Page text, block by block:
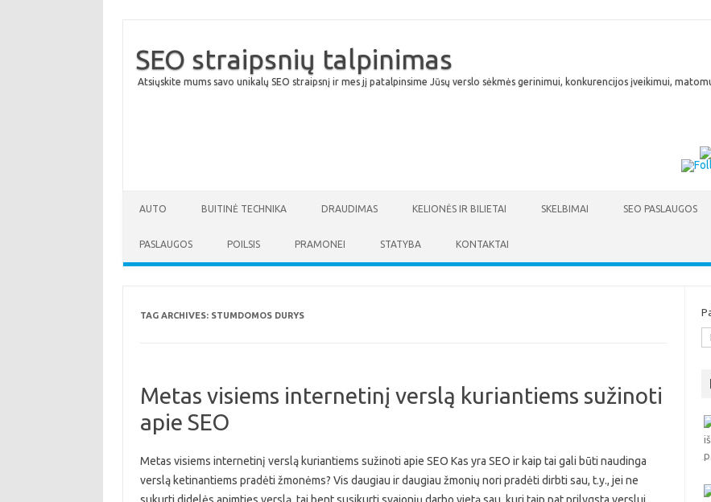
SEO straipsnių talpinimas
Atsiųskite mums savo unikalų SEO straipsnį ir mes jį patalpinsime Jūsų verslo sėkmės gerinimui, konkurencijos įveikimui,
AUTO BUITINĖ TECHNIKA DRAUDIMAS KELIONĖS IR BILIETAI SKELBIMAI SEO PASLAUGOS
PASLAUGOS POILSIS PRAMONEI STATYBA KONTAKTAI
TAG ARCHIVES: STUMDOMOS DURYS
Metas visiems internetinį verslą kuriantiems sužinoti
apie SEO
Metas visiems internetinį verslą kuriantiems sužinoti apie SEO Kas yra SEO ir kaip tai gali būti naudinga
verslą ketinantiems pradėti žmonėms? Vis daugiau ir daugiau žmonių nori pradėti dirbti sau, t.y., jei ne